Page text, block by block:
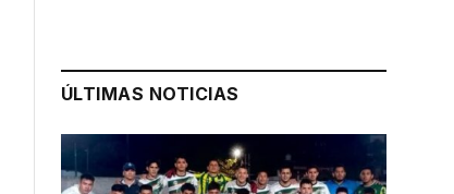
ÚLTIMAS NOTICIAS